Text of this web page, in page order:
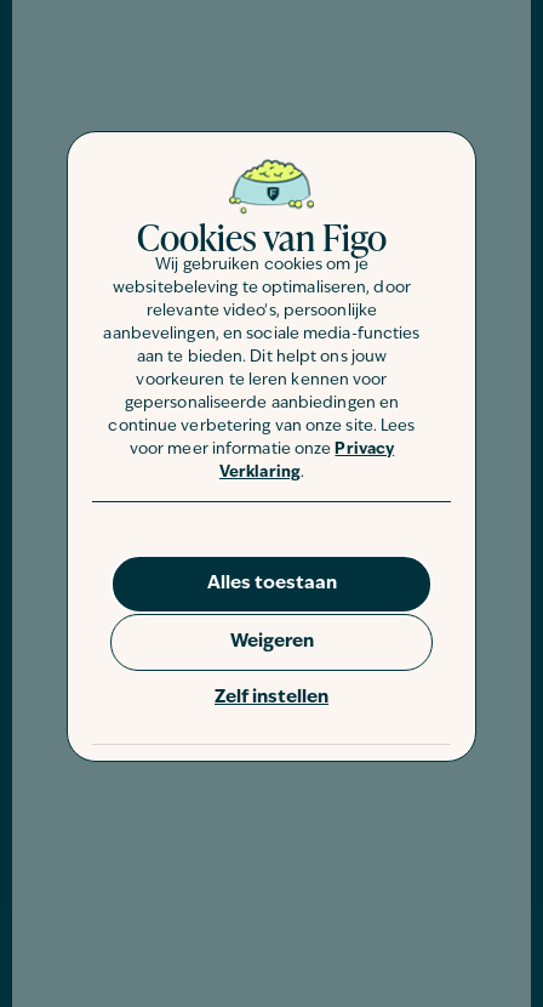
Cookies van Figo
Wij gebruiken cookies om je
websitebeleving te optimaliseren, door
relevante video's, persoonlijke
aanbevelingen, en sociale media-functies
aan te bieden. Dit helpt ons jouw
voorkeuren te leren kennen voor
gepersonaliseerde aanbiedingen en
continue verbetering van onze site. Lees
voor meer informatie onze Privacy
Verklaring.
Alles toestaan
Zelf instellen
Weigeren